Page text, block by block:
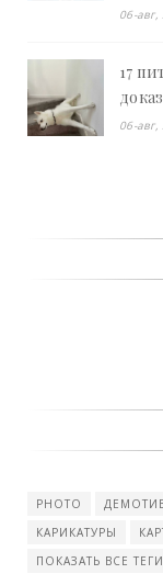
06-авг,
17
это
06-авг,
PHOTO
КАРИКАТУРЫ
ПОКАЗАТЬ ВСЕ ТЕГИ